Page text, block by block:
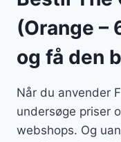
(Orange –
og få den
Når du anvender
undersøge priser
webshops. Og